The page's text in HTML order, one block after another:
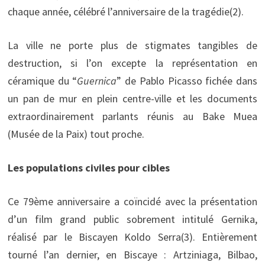
chaque année, célébré l’anniversaire de la tragédie(2).
La ville ne porte plus de stigmates tangibles de
destruction, si l’on excepte la représentation en
céramique du “Guernica” de Pablo Picasso fichée dans
un pan de mur en plein centre-ville et les documents
extraordinairement parlants réunis au Bake Muea
(Musée de la Paix) tout proche.
Les populations civiles pour cibles
Ce 79ème anniversaire a coïncidé avec la présentation
d’un film grand public sobrement intitulé Gernika,
réalisé par le Biscayen Koldo Serra(3). Entièrement
tourné l’an dernier, en Biscaye : Artziniaga, Bilbao,